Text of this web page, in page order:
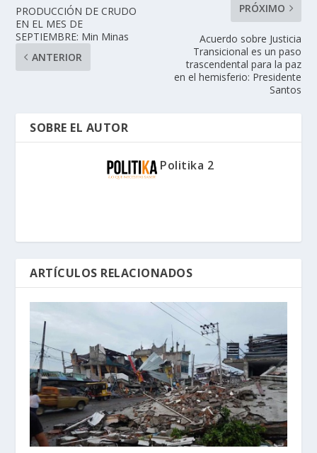
PRODUCCIÓN DE CRUDO
EN EL MES DE
SEPTIEMBRE: Min Minas
ANTERIOR
PRÓXIMO
Acuerdo sobre Justicia
Transicional es un paso
trascendental para la paz
en el hemisferio: Presidente
Santos
SOBRE EL AUTOR
Politika 2
ARTÍCULOS RELACIONADOS